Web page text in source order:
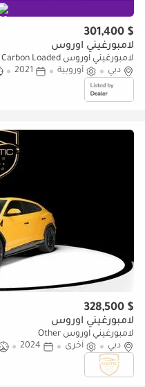
$ 301,400
لامبورغيني اوروس
لامبورغيني اوروس Lamborghini Urus Keyvany 2021 - Full Carbon Loaded
دبي
أوروبية 2021
$ 328,500
لامبورغيني اوروس
لامبورغيني اوروس Other
دبي
أخرى 2024